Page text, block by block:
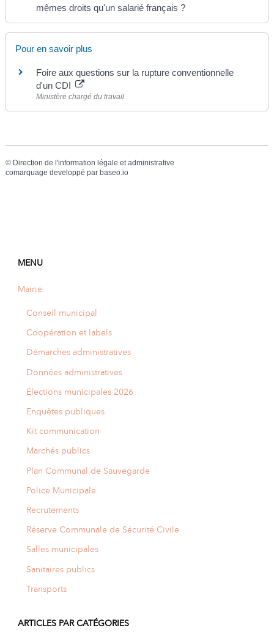
mêmes droits qu'un salarié français ?
Pour en savoir plus
Foire aux questions sur la rupture conventionnelle
d'un CDI
Ministère chargé du travail
© Direction de l'information légale et administrative
comarquage developpé par baseo.io
MENU
Mairie
Conseil municipal
Coopération et labels
Démarches administratives
Données administratives
Élections municipales 2026
Enquêtes publiques
Kit communication
Marchés publics
Plan Communal de Sauvegarde
Police Municipale
Recrutements
Réserve Communale de Sécurité Civile
Salles municipales
Sanitaires publics
Transports
ARTICLES PAR CATÉGORIES